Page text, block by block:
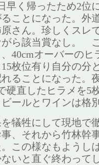
早く帰ったため2位
ことになった。外
さん。珍しくスレ
がら該当賞なし。
40cmオーバーのヒ
枚位有り自分の分
ることになった。
硬直したヒラメを5
ールとワインは格
犠牲にして現地で
、それから竹林幹
この様なもようし
いと直ぐ終わって